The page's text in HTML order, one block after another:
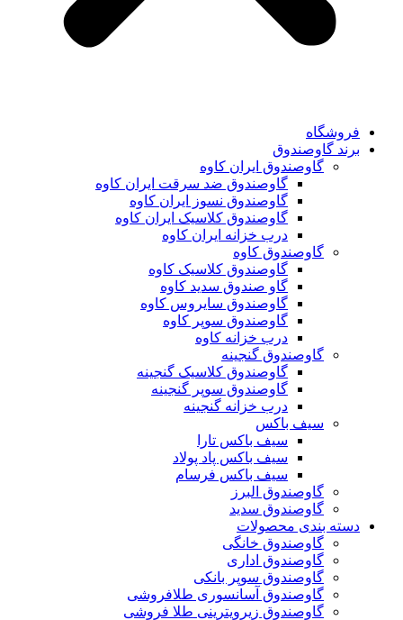
فروشگاه
برند گاوصندوق
گاوصندوق ایران کاوه
گاوصندوق ضد سرقت ایران کاوه
گاوصندوق نسوز ایران کاوه
گاوصندوق کلاسیک ایران کاوه
درب خزانه ایران کاوه
گاوصندوق کاوه
گاوصندوق کلاسیک کاوه
گاو صندوق سدید کاوه
گاوصندوق سایروس کاوه
گاوصندوق سوپر کاوه
درب خزانه کاوه
گاوصندوق گنجینه
گاوصندوق کلاسیک گنجینه
گاوصندوق سوپر گنجینه
درب خزانه گنجینه
سیف باکس
سیف باکس تارا
سیف باکس پاد پولاد
سیف باکس فرسام
گاوصندوق البرز
گاوصندوق سدید
دسته بندی محصولات
گاوصندوق خانگی
گاوصندوق اداری
گاوصندوق سوپر بانکی
گاوصندوق آسانسوری طلافروشی
گاوصندوق زیرویترینی طلا فروشی